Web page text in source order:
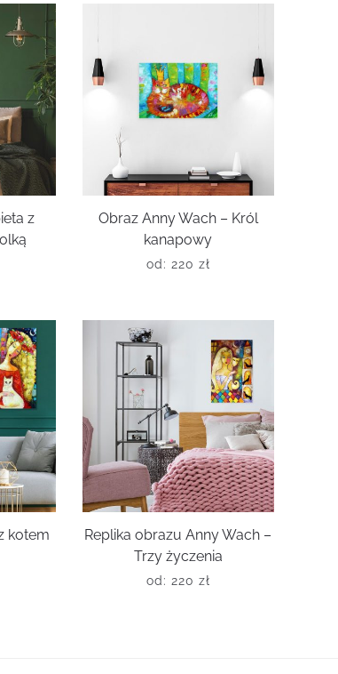
z
Obraz Anny Wach – Król
kanapowy
od: 220 zł
kotem
Replika obrazu Anny Wach –
Trzy życzenia
od: 220 zł